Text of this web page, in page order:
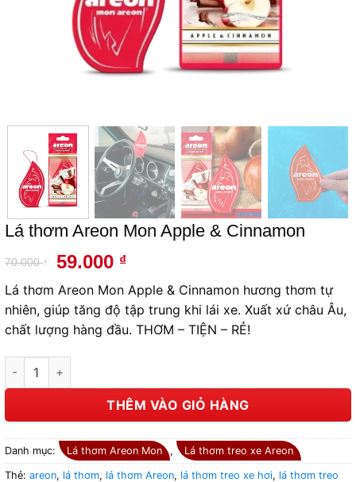
Lá thơm Areon Mon Apple & Cinnamon
70.000₫
Giá
gốc
là:
70.000 ₫.
59.000 ₫
hiện
tại
là:
59.000 ₫.
Lá thơm Areon Mon Apple & Cinnamon hương thơm tự
nhiên, giúp tăng độ tập trung khi lái xe. Xuất xứ châu Âu,
chất lượng hàng đầu. THƠM – TIỆN – RẺ!
Lá thơm Areon Mon Apple & Cinnamon số lượng
THÊM VÀO GIỎ HÀNG
Danh mục: Lá thơm Areon Mon , Lá thơm treo xe Areon
Thẻ: areon, lá thơm, lá thơm Areon, lá thơm treo xe hơi, lá thơm treo